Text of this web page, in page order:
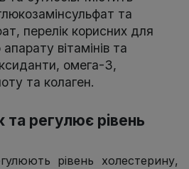
та
перелік корисних для
вітамінів та
омега-3,
та колаген.
регулює рівень
рівень холестерину,